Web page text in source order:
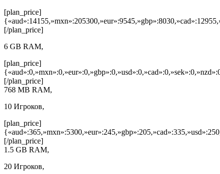
[plan_price]
[/plan_price]
6 GB RAM,
[plan_price]
[/plan_price]
768 MB RAM,
10 Игроков,
[plan_price]
[/plan_price]
1.5 GB RAM,
20 Игроков,